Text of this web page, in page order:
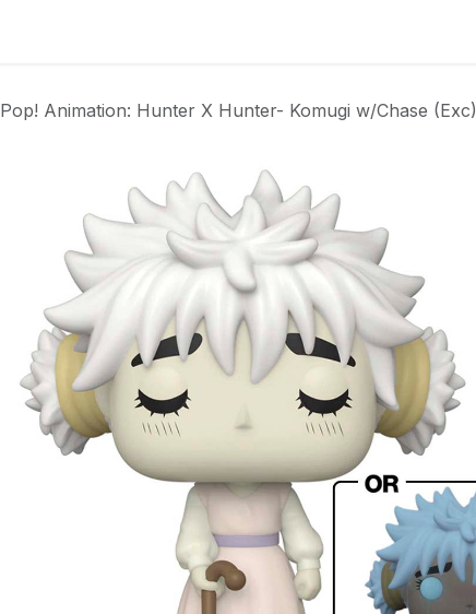
Pop! Animation: Hunter X Hunter- Komugi w/Chase (Exc)